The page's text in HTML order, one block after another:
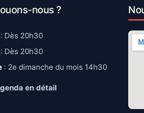
nous ?
: Dès 20h30
: Dès 20h30
: 2e dimanche du mois 14h30
en détail